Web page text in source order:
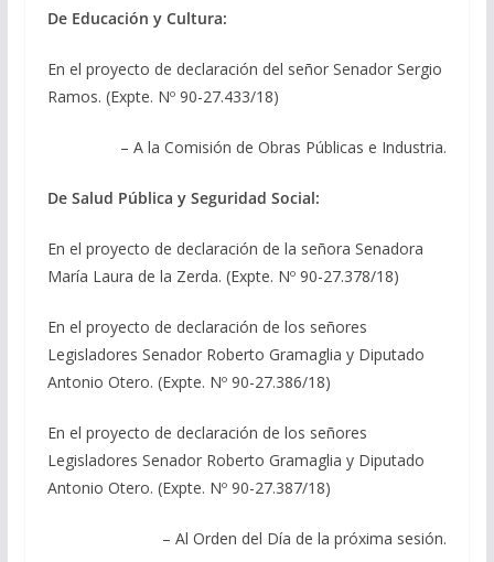
De Educación y Cultura:
En el proyecto de declaración del señor Senador Sergio
Ramos. (Expte. Nº 90-27.433/18)
– A la Comisión de Obras Públicas e Industria.
De Salud Pública y Seguridad Social:
En el proyecto de declaración de la señora Senadora
María Laura de la Zerda. (Expte. Nº 90-27.378/18)
En el proyecto de declaración de los señores
Legisladores Senador Roberto Gramaglia y Diputado
Antonio Otero. (Expte. Nº 90-27.386/18)
En el proyecto de declaración de los señores
Legisladores Senador Roberto Gramaglia y Diputado
Antonio Otero. (Expte. Nº 90-27.387/18)
– Al Orden del Día de la próxima sesión.